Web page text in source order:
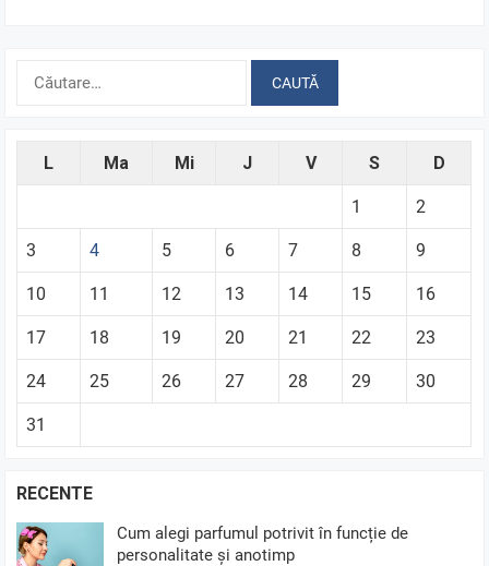
L Ma Mi J V S D
1 2
3 4 5 6 7 8 9
10 11 12 13 14 15 16
17 18 19 20 21 22 23
24 25 26 27 28 29 30
31
RECENTE
Cum alegi parfumul potrivit în funcție de
personalitate și anotimp